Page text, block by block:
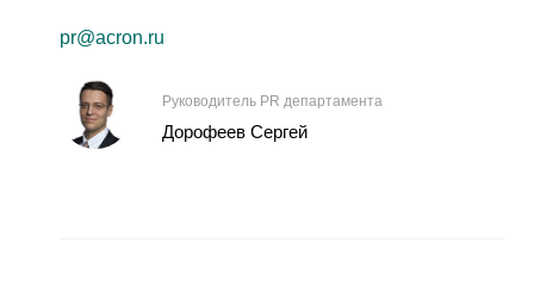
pr@acron.ru
Руководитель PR департамента
Дорофеев Сергей